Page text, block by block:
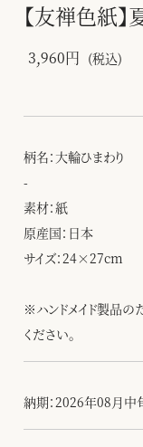
【友禅色紙】
3,960円 (税込)
柄名：大輪ひまわり
-
素材：紙
原産国：日本
サイズ：24×27cm
※ハンドメイド製品の
ください。
納期：2026年08月中